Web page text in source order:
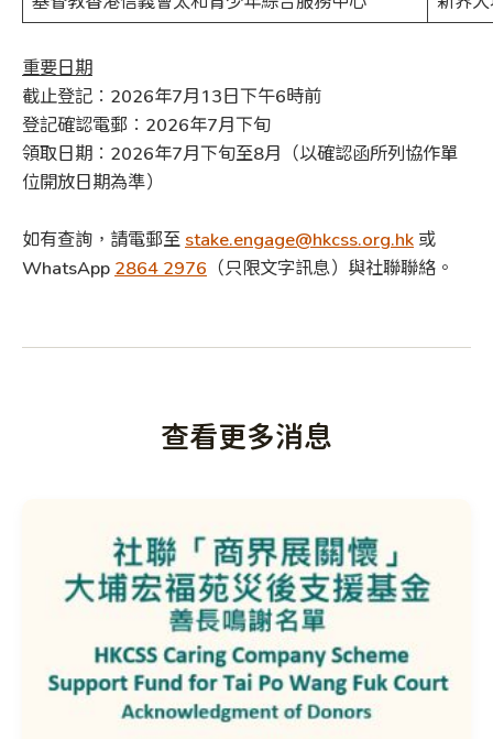
重要日期
截止登記︰2026年7月13日下午6時前
登記確認電郵︰2026年7月下旬
領取日期︰2026年7月下旬至8月（以確認函所列協作單
位開放日期為準）
如有查詢，請電郵至 stake.engage@hkcss.org.hk 或
WhatsApp 2864 2976 （只限文字訊息）與社聯聯絡。
查看更多消息